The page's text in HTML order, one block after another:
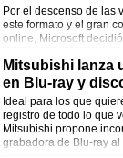
Por el descenso de las
este formato y el gran
online, Microsoft
económicas de su
habrá que instalar
Mitsubishi lanza
en Blu-ray y
Ideal para los que
registro de todo lo que
Mitsubishi propone
grabadora de Blu-ray al